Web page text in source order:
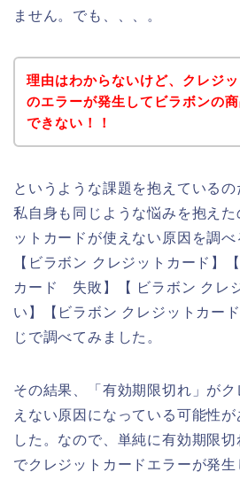
ません。でも、、、。
理由はわからないけど、クレジ
のエラーが発生してビラボンの
できない！！
というような課題を抱えている
私自身も同じような悩みを抱え
ットカードが使えない原因を調
【ビラボン クレジットカード】
カード 失敗】【 ビラボン クレ
い】【ビラボン クレジットカー
じで調べてみました。
その結果、「有効期限切れ」が
えない原因になっている可能性が
した。なので、単純に有効期限
でクレジットカードエラーが発